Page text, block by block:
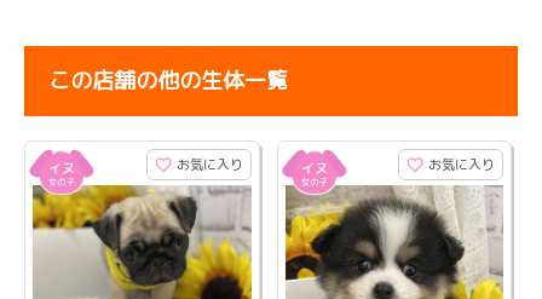
この店舗の他の生体一覧
お気に入り お気に入り